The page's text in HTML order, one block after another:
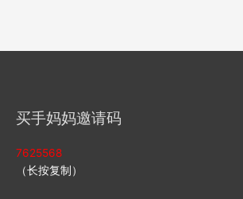
买手妈妈邀请码
7625568
（长按复制）